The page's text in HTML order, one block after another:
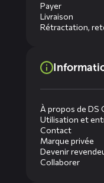
Payer
Livraison
Rétractation,
À propos de DS
Utilisation et
Contact
Marque privée
Devenir
Collaborer